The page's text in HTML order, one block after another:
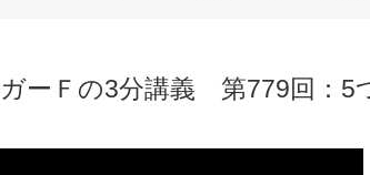
ーＦの3分講義 第779回：